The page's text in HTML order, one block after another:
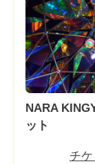
NARA
ット
チ